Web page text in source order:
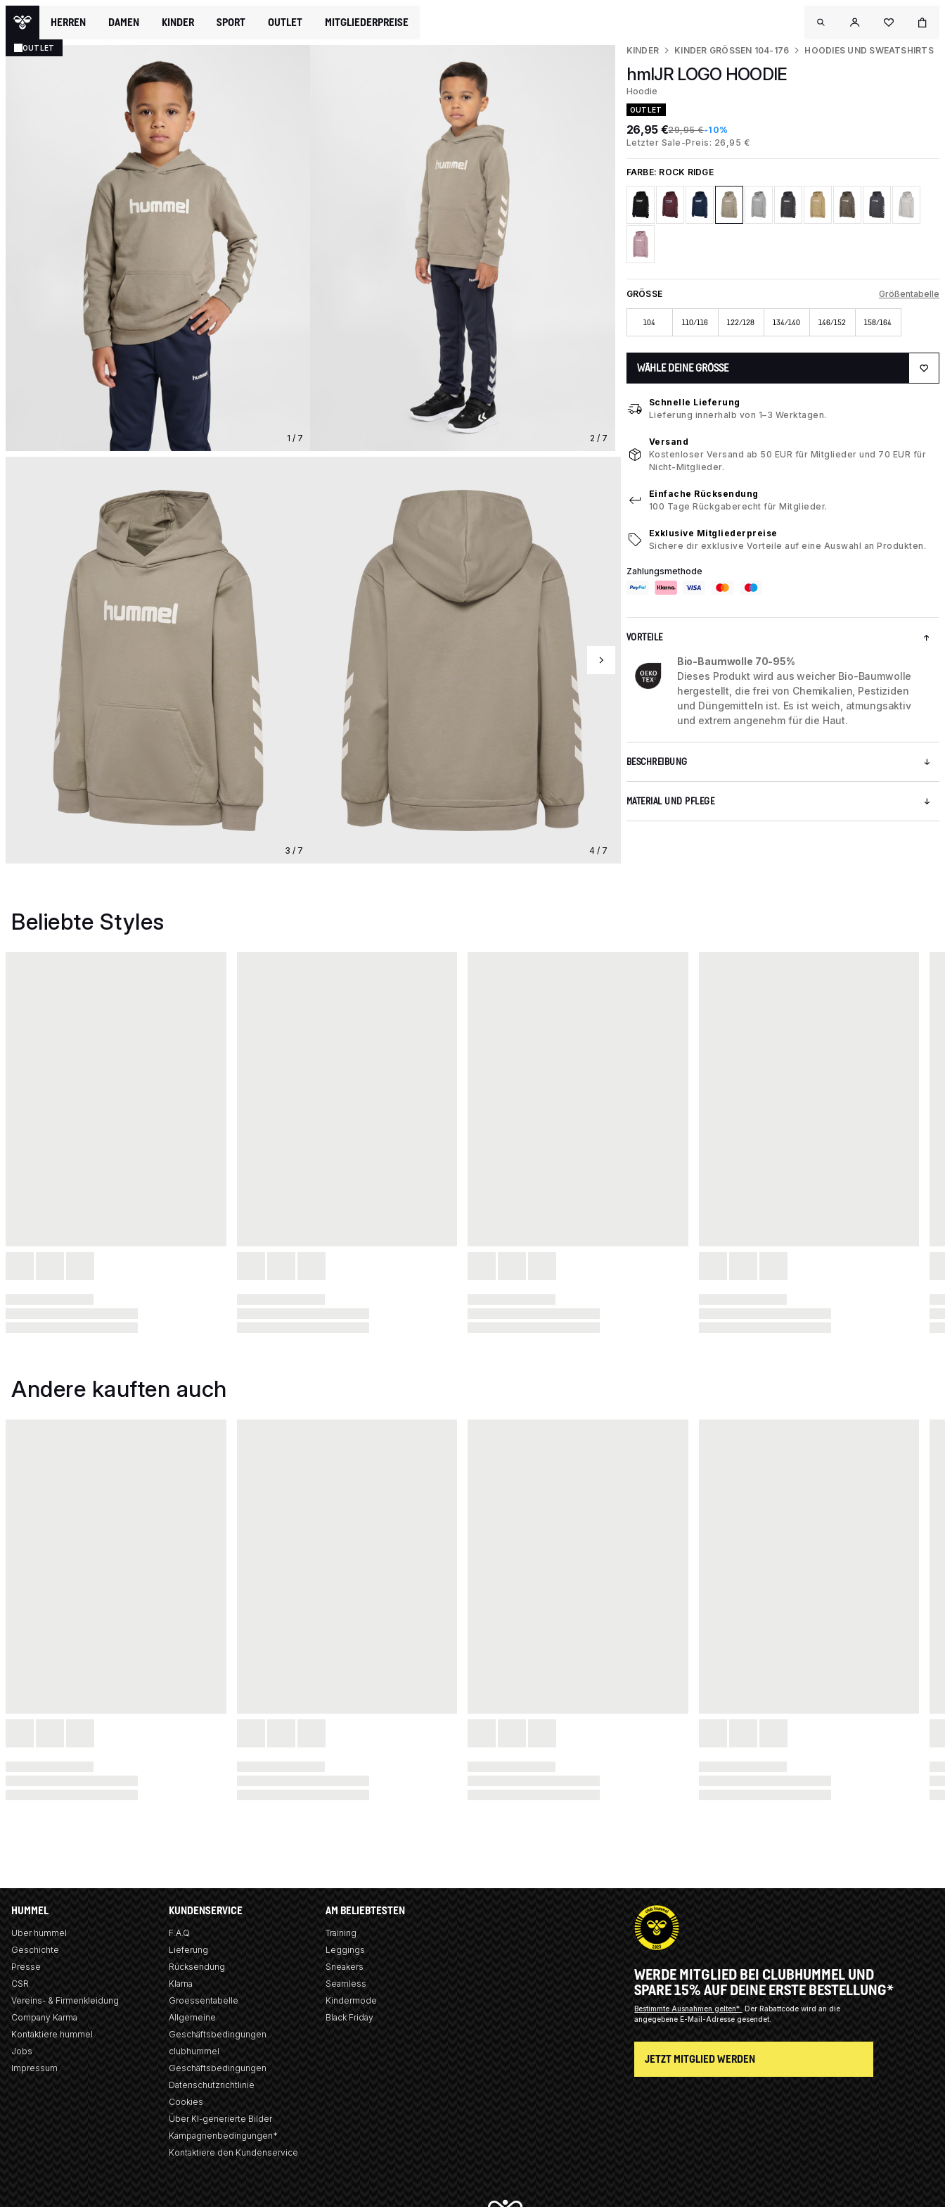
HERREN DAMEN KINDER SPORT OUTLET MITGLIEDERPREISE
OUTLET
1 / 7 2 / 7
3 / 7 4 / 7
KINDER KINDER GRÖSSEN 104-176 HOODIES UND SWEATSHIRTS
hmlJR LOGO HOODIE
Hoodie
OUTLET
26,95 €29,95 €-10%
Letzter Sale-Preis: 26,95 €
FARBE: ROCK RIDGE
GRÖSSE Größentabelle
104 110/116 122/128 134/140 146/152 158/164
WÄHLE DEINE GRÖSSE
Schnelle Lieferung
Lieferung innerhalb von 1–3 Werktagen.
Versand
Kostenloser Versand ab 50 EUR für Mitglieder und 70 EUR für
Nicht-Mitglieder.
Einfache Rücksendung
100 Tage Rückgaberecht für Mitglieder.
Exklusive Mitgliederpreise
Sichere dir exklusive Vorteile auf eine Auswahl an Produkten.
Zahlungsmethode
VORTEILE
Bio-Baumwolle 70-95%
Dieses Produkt wird aus weicher Bio-Baumwolle
hergestellt, die frei von Chemikalien, Pestiziden
und Düngemitteln ist. Es ist weich, atmungsaktiv
und extrem angenehm für die Haut.
BESCHREIBUNG
MATERIAL UND PFLEGE
Beliebte Styles
Andere kauften auch
HUMMEL
Über hummel
Geschichte
Presse
CSR
Vereins- & Firmenkleidung
Company Karma
Kontaktiere hummel
Jobs
Impressum
KUNDENSERVICE
F.A.Q
Lieferung
Rücksendung
Klarna
Groessentabelle
Allgemeine
Geschäftsbedingungen
clubhummel
Geschäftsbedingungen
Datenschutzrichtlinie
Cookies
Über KI-generierte Bilder
Kampagnenbedingungen*
Kontaktiere den Kundenservice
AM BELIEBTESTEN
Training
Leggings
Sneakers
Seamless
Kindermode
Black Friday
WERDE MITGLIED BEI CLUBHUMMEL UND
SPARE 15% AUF DEINE ERSTE BESTELLUNG*
Bestimmte Ausnahmen gelten* Der Rabattcode wird an die
angegebene E-Mail-Adresse gesendet.
JETZT MITGLIED WERDEN